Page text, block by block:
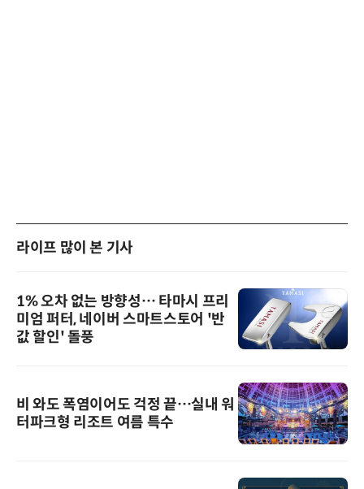
라이프 많이 본 기사
1% 오차 없는 방향성… 타마시 프리
미엄 퍼터, 네이버 스마트스토어 '반
값 할인' 돌풍
비 와도 폭염이어도 걱정 끝…실내 워
터파크형 리조트 여름 특수